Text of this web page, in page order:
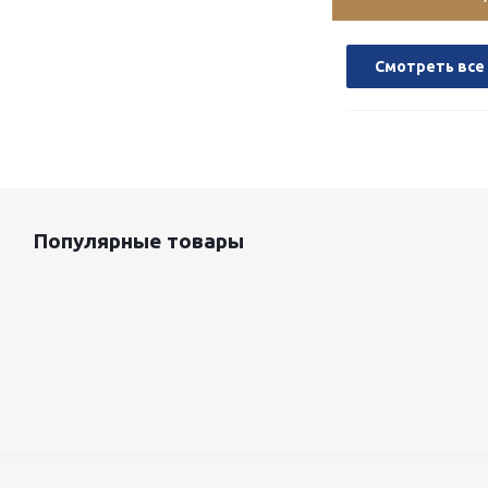
Смотреть
Популярные товары